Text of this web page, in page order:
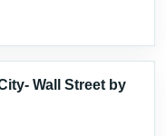
Wall Street by